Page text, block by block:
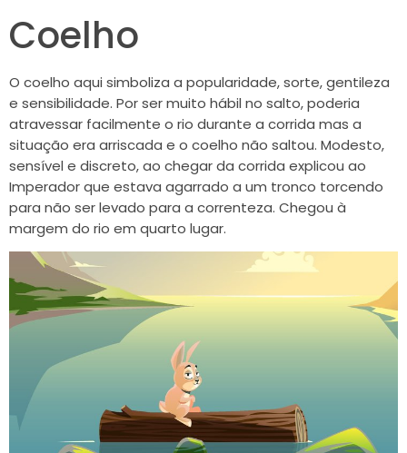
Coelho
O coelho aqui simboliza a popularidade, sorte, gentileza
e sensibilidade. Por ser muito hábil no salto, poderia
atravessar facilmente o rio durante a corrida mas a
situação era arriscada e o coelho não saltou. Modesto,
sensível e discreto, ao chegar da corrida explicou ao
Imperador que estava agarrado a um tronco torcendo
para não ser levado para a correnteza. Chegou à
margem do rio em quarto lugar.